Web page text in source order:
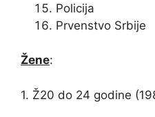
Policija
Prvenstvo Srbije
Žene:
1. Ž20 do 24 godine